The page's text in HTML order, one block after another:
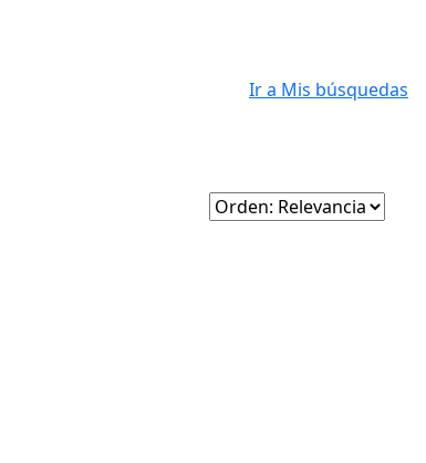
Ir a Mis búsquedas